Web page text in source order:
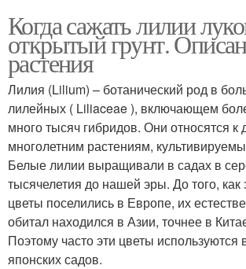
Когда сажать лилии
открытый грунт.
растения
Лилия (Lilium) – ботанический род в
лилейных ( Liliaceae ), включающем
много тысяч гибридов. Они относятся
многолетним растениям,
Белые лилии выращивали в садах в
тысячелетия до нашей эры. До того, как
цветы поселились в Европе, их
обитал находился в Азии, точнее в
Поэтому часто эти цветы используются
японских садов.